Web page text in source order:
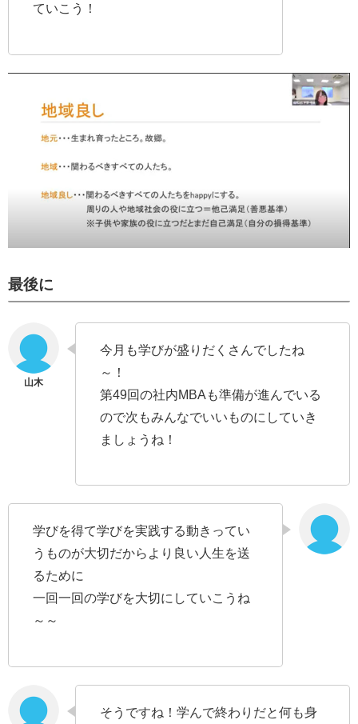
ていこう！
最後に
今月も学びが盛りだくさんでしたね
～！
第49回の社内MBAも準備が進んでいる
ので次もみんなでいいものにしていき
ましょうね！
学びを得て学びを実践する動きってい
うものが大切だからより良い人生を送
るために
一回一回の学びを大切にしていこうね
～～
そうですね！学んで終わりだと何も身